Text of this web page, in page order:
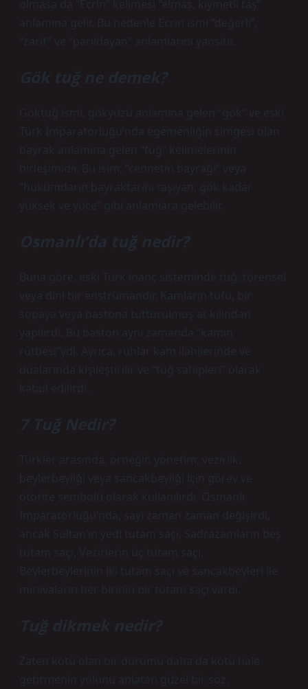
olmasa da “Ecrin” kelimesi “elmas, kıymetli taş”
anlamına gelir. Bu nedenle Ecrin ismi “değerli”,
“zarif” ve “parıldayan” anlamlarını yansıtır.
Gök tuğ ne demek?
Göktuğ ismi, gökyüzü anlamına gelen “gök” ve eski
Türk İmparatorluğu’nda egemenliğin simgesi olan
bayrak anlamına gelen “tuğ” kelimelerinin
birleşimidir. Bu isim, “cennetin bayrağı” veya
“hükümdarın bayraktarını taşıyan, gök kadar
yüksek ve yüce” gibi anlamlara gelebilir.
Osmanlı’da tuğ nedir?
Buna göre, eski Türk inanç sisteminde tuğ, törensel
veya dini bir enstrümandır. Kamların tüfü, bir
sopaya veya bastona tutturulmuş at kılından
yapılırdı. Bu baston aynı zamanda “kamın
rütbesi”ydi. Ayrıca, ruhlar kam ilahilerinde ve
dualarında kişileştirilir ve “tuğ sahipleri” olarak
kabul edilirdi.
7 Tuğ Nedir?
Türkler arasında, örneğin yönetim, vezirlik,
beylerbeyliği veya sancakbeyliği için görev ve
otorite sembolü olarak kullanılırdı. Osmanlı
İmparatorluğu’nda, sayı zaman zaman değişirdi,
ancak Sultan’ın yedi tutam saçı, Sadrazamların beş
tutam saçı, Vezirlerin üç tutam saçı,
Beylerbeylerinin iki tutam saçı ve sancakbeyleri ile
mirlivaların her birinin bir tutam saçı vardı.
Tuğ dikmek nedir?
Zaten kötü olan bir durumu daha da kötü hale
getirmenin yolunu anlatan güzel bir söz.